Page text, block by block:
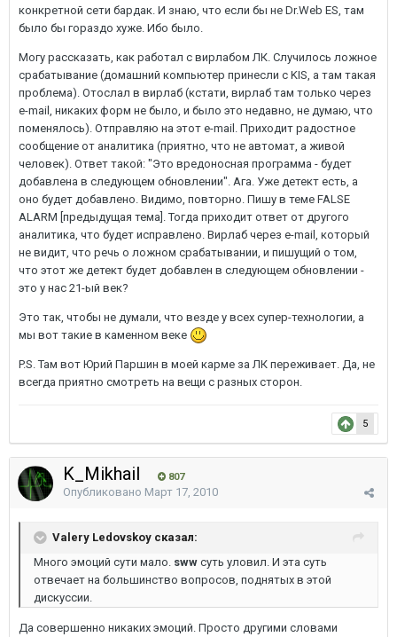
конкретной сети бардак. И знаю, что если бы не Dr.Web ES, там
было бы гораздо хуже. Ибо было.
Могу рассказать, как работал с вирлабом ЛК. Случилось ложное
срабатывание (домашний компьютер принесли с KIS, а там такая
проблема). Отослал в вирлаб (кстати, вирлаб там только через
e-mail, никаких форм не было, и было это недавно, не думаю, что
поменялось). Отправляю на этот e-mail. Приходит радостное
сообщение от аналитика (приятно, что не автомат, а живой
человек). Ответ такой: "Это вредоносная программа - будет
добавлена в следующем обновлении". Ага. Уже детект есть, а
оно будет добавлено. Видимо, повторно. Пишу в теме FALSE
ALARM [предыдущая тема]. Тогда приходит ответ от другого
аналитика, что будет исправлено. Вирлаб через e-mail, который
не видит, что речь о ложном срабатывании, и пишущий о том,
что этот же детект будет добавлен в следующем обновлении -
это у нас 21-ый век?
Это так, чтобы не думали, что везде у всех супер-технологии, а
мы вот такие в каменном веке
P.S. Там вот Юрий Паршин в моей карме за ЛК переживает. Да, не
всегда приятно смотреть на вещи с разных сторон.
5
K_Mikhail 807
Опубликовано Март 17, 2010
Valery Ledovskoy сказал:
Много эмоций сути мало. sww суть уловил. И эта суть
отвечает на большинство вопросов, поднятых в этой
дискуссии.
Да совершенно никаких эмоций. Просто другими словами